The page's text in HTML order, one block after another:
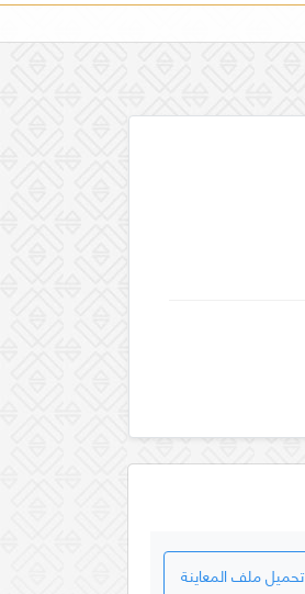
تحميل ملف المعاينة